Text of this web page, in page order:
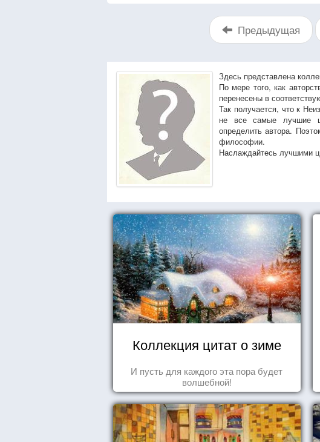
Предыдущая
Здесь представлена
По мере того, как
перенесены в
Так получается, что к
не все самые лучшие
определить автора.
философии.
Наслаждайтесь лучшими
Коллекция цитат о зиме
И пусть для каждого эта пора будет
волшебной!